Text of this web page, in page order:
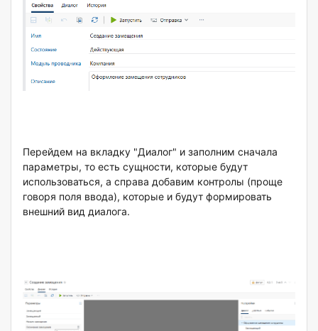
Перейдем на вкладку "Диалог" и заполним сначала
параметры, то есть сущности, которые будут
использоваться, а справа добавим контролы (проще
говоря поля ввода), которые и будут формировать
внешний вид диалога.